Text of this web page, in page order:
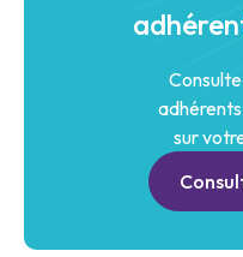
sur